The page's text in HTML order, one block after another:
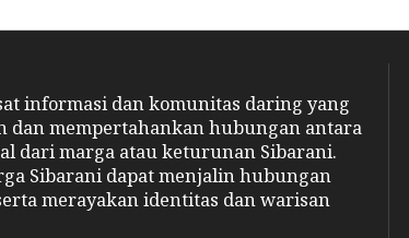
informasi dan komunitas daring yang
mempertahankan hubungan antara
dari marga atau keturunan Sibarani.
Sibarani dapat menjalin hubungan
merayakan identitas dan warisan